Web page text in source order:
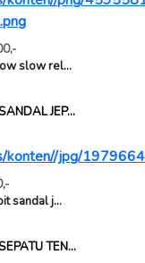
slow rel...
JEP...
sandal j...
TEN...